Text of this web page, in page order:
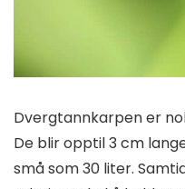
Dvergtannkarpen er
De blir opptil 3 cm
små som 30 liter.